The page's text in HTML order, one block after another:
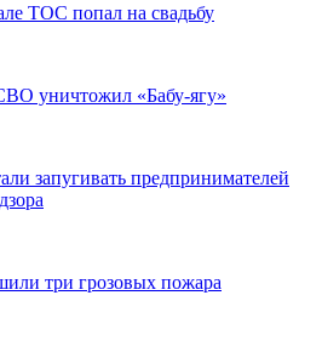
ТОС попал на свадьбу
уничтожил «Бабу-ягу»
запугивать предпринимателей
три грозовых пожара